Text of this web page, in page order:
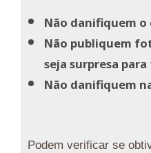
Não danifiquem
Não publiquem
seja surpresa
Não danifiquem
Podem verificar se